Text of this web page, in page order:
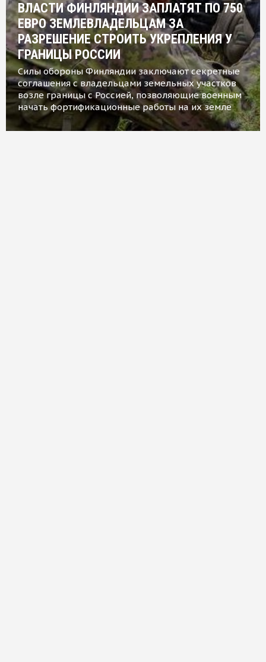
ВЛАСТИ ФИНЛЯНДИИ ЗАПЛАТЯТ ПО 750
ЕВРО ЗЕМЛЕВЛАДЕЛЬЦАМ ЗА
РАЗРЕШЕНИЕ СТРОИТЬ УКРЕПЛЕНИЯ У
ГРАНИЦЫ РОССИИ
Силы обороны Финляндии заключают секретные
соглашения с владельцами земельных участков
возле границы с Россией, позволяющие военным
начать фортификационные работы на их земле